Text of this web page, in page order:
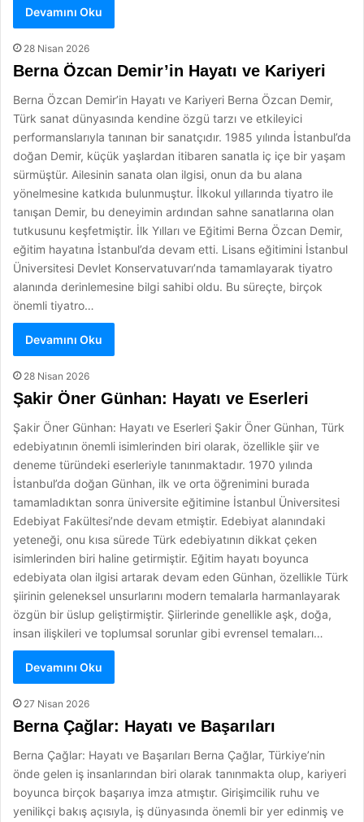
Devamını Oku
28 Nisan 2026
Berna Özcan Demir’in Hayatı ve Kariyeri
Berna Özcan Demir’in Hayatı ve Kariyeri Berna Özcan Demir,
Türk sanat dünyasında kendine özgü tarzı ve etkileyici
performanslarıyla tanınan bir sanatçıdır. 1985 yılında İstanbul’da
doğan Demir, küçük yaşlardan itibaren sanatla iç içe bir yaşam
sürmüştür. Ailesinin sanata olan ilgisi, onun da bu alana
yönelmesine katkıda bulunmuştur. İlkokul yıllarında tiyatro ile
tanışan Demir, bu deneyimin ardından sahne sanatlarına olan
tutkusunu keşfetmiştir. İlk Yılları ve Eğitimi Berna Özcan Demir,
eğitim hayatına İstanbul’da devam etti. Lisans eğitimini İstanbul
Üniversitesi Devlet Konservatuvarı’nda tamamlayarak tiyatro
alanında derinlemesine bilgi sahibi oldu. Bu süreçte, birçok
önemli tiyatro…
Devamını Oku
28 Nisan 2026
Şakir Öner Günhan: Hayatı ve Eserleri
Şakir Öner Günhan: Hayatı ve Eserleri Şakir Öner Günhan, Türk
edebiyatının önemli isimlerinden biri olarak, özellikle şiir ve
deneme türündeki eserleriyle tanınmaktadır. 1970 yılında
İstanbul’da doğan Günhan, ilk ve orta öğrenimini burada
tamamladıktan sonra üniversite eğitimine İstanbul Üniversitesi
Edebiyat Fakültesi’nde devam etmiştir. Edebiyat alanındaki
yeteneği, onu kısa sürede Türk edebiyatının dikkat çeken
isimlerinden biri haline getirmiştir. Eğitim hayatı boyunca
edebiyata olan ilgisi artarak devam eden Günhan, özellikle Türk
şiirinin geleneksel unsurlarını modern temalarla harmanlayarak
özgün bir üslup geliştirmiştir. Şiirlerinde genellikle aşk, doğa,
insan ilişkileri ve toplumsal sorunlar gibi evrensel temaları…
Devamını Oku
27 Nisan 2026
Berna Çağlar: Hayatı ve Başarıları
Berna Çağlar: Hayatı ve Başarıları Berna Çağlar, Türkiye’nin
önde gelen iş insanlarından biri olarak tanınmakta olup, kariyeri
boyunca birçok başarıya imza atmıştır. Girişimcilik ruhu ve
yenilikçi bakış açısıyla, iş dünyasında önemli bir yer edinmiş ve